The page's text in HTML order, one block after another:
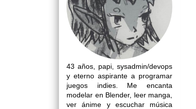
43 años, papi, sysadmin/devops
y eterno aspirante a programar
juegos indies. Me encanta
modelar en Blender, leer manga,
ver ánime y escuchar música